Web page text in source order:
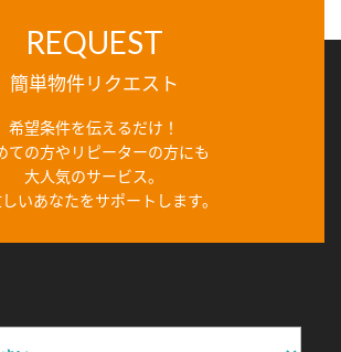
REQUEST
簡単物件リクエスト
希望条件を伝えるだけ！
ての方やリピーターの方にも
大人気のサービス。
いあなたをサポートします。